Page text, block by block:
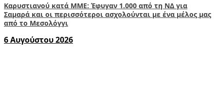
Καρυστιανού κατά ΜΜΕ: Έφυγαν 1.000 από τη ΝΔ για
Σαμαρά και οι περισσότεροι ασχολούνται με ένα μέλος μας
από το Μεσολόγγι
6 Αυγούστου 2026